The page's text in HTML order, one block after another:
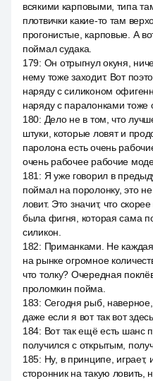
всякими карповыми, типа
плотвички какие-то там
прогонистые, карповые. А
поймал судака.
179: Он отрыгнул окуня,
нему тоже заходит. Вот
наряду с силиконом
наряду с паралонками тоже
180: Дело не в том, что
штуки, которые ловят и
паролона есть очень
очень рабочее рабочие
181 : Я уже говорил в
поймал на поролонку, это
ловит. Это значит, что
была фигня, которая сама
силикон.
182: Приманками. Не
на рынке огромное
что толку? Очередная
проломкин пойма.
183: Сегодня рыб,
даже если я вот так вот
184: Вот так ещё есть шанс
получился с открытым,
185: Ну, в принципе,
сторонник на такую